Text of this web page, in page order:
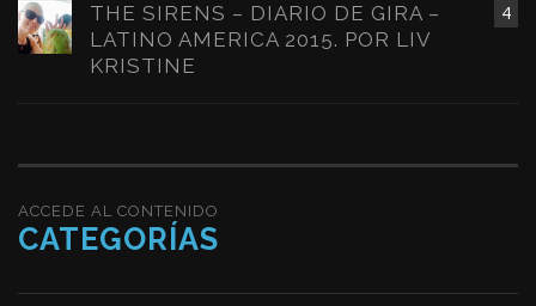
4
THE SIRENS – DIARIO DE GIRA –
LATINO AMERICA 2015. POR LIV
KRISTINE
ACCEDE AL CONTENIDO
CATEGORÍAS